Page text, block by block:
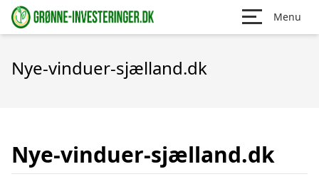
Menu
Nye-vinduer-sjælland.dk
Nye-vinduer-sjælland.dk